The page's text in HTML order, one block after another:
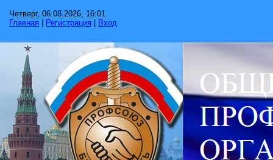
Четверг, 06.08.2026, 16:01
Главная
Регистрация Вход